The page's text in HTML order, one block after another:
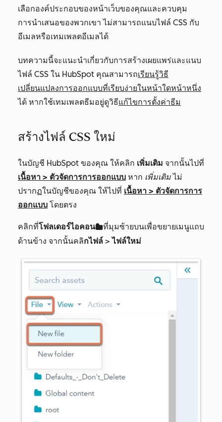
เลือกองค์ประกอบของหน้าเว็บของคุณและควบคุม
การนำเสนอของพวกเขา ไม่สามารถแนบไฟล์ CSS กับ
อีเมลหรือเทมเพลตอีเมลได้
บทความนี้จะแนะนำเกี่ยวกับการสร้างเผยแพร่และแนบ
ไฟล์ CSS ใน HubSpot คุณสามารถเรียนรู้วิธี
เปลี่ยนแปลงการออกแบบที่เรียบง่ายในหน้าใดหน้าหนึ่ง
ได้ หากใช้เทมเพลตธีมอยู่ดูวิธีแก้ไขการตั้งค่าธีม
สร้างไฟล์ CSS ใหม่
ในบัญชี HubSpot ของคุณ ให้คลิก เพิ่มเติม จากนั้นไปที่
เนื้อหา > ตัวจัดการการออกแบบ หาก เพิ่มเติมไม่
ปรากฏในบัญชีของคุณ ให้ไปที่ เนื้อหา > ตัวจัดการการ
ออกแบบ โดยตรง
คลิกที่โฟลเดอร์ไอคอนfolderที่มุมซ้ายบนเพื่อขยายเมนูแถบ
ด้านข้าง จากนั้นคลิกไฟล์ > ไฟล์ใหม่